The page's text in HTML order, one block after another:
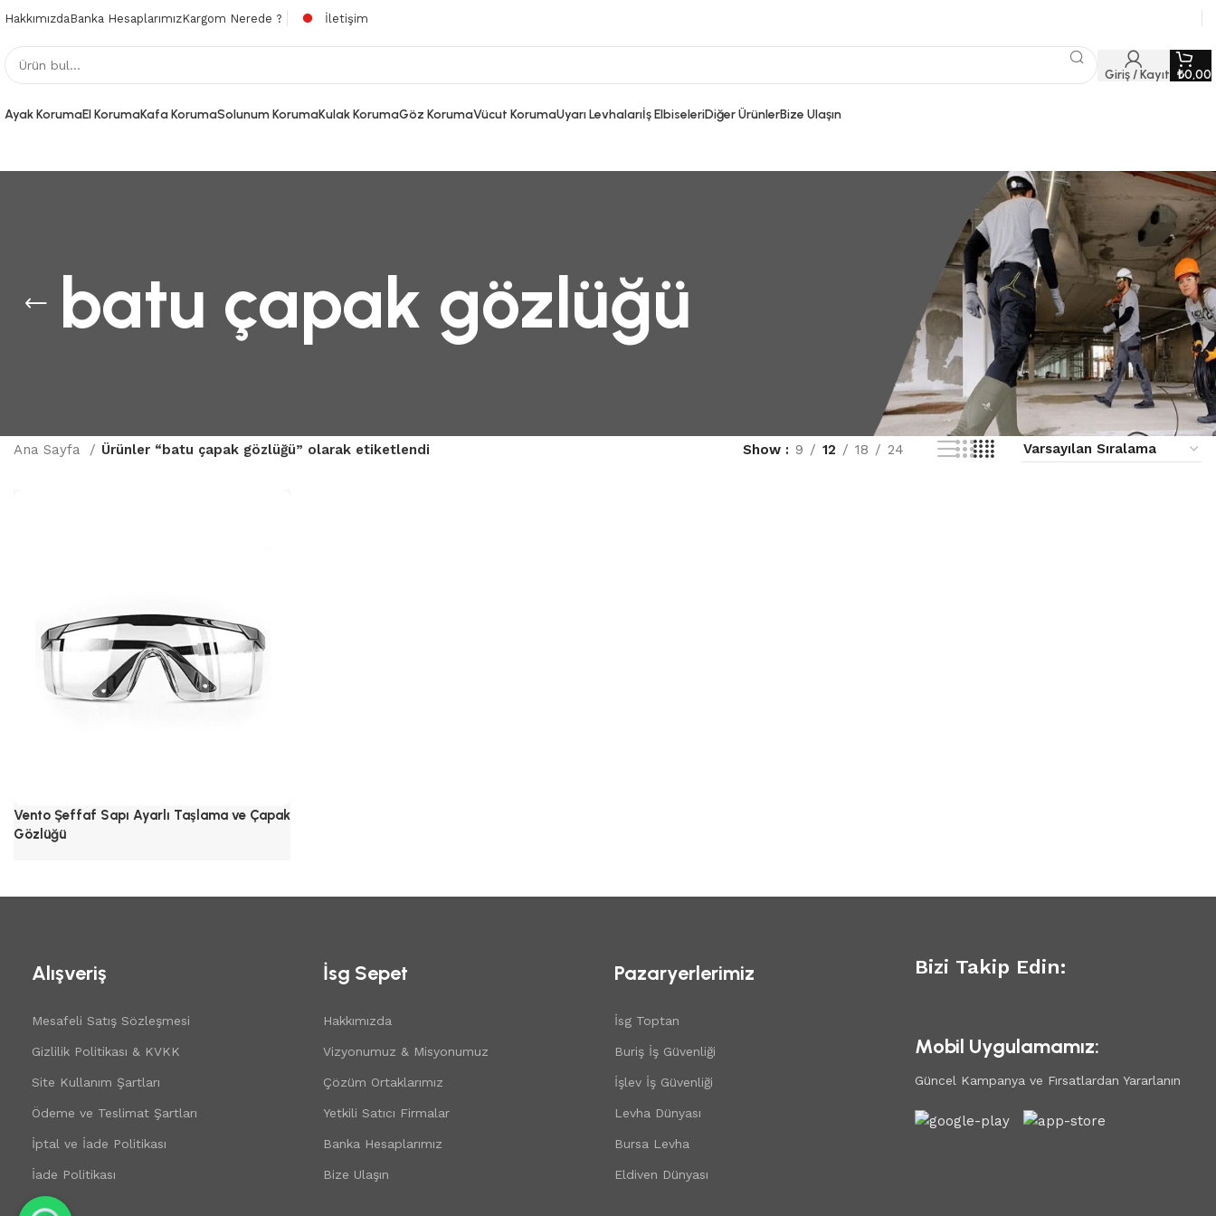
Hakkımızda Banka HesaplarımızKargom Nerede ? İletişim
Giriş / Kayıt ₺0,00
Ayak KorumaEl KorumaKafa KorumaSolunum KorumaKulak KorumaGöz KorumaVücut KorumaUyarı Levhalarıİş ElbiseleriDiğer ÜrünlerBize Ulaşın
batu çapak gözlüğü
Ana Sayfa Ürünler “batu çapak gözlüğü” olarak etiketlendi Show 9 12 18 24
Vento Şeffaf Sapı Ayarlı Taşlama ve Çapak
Gözlüğü
Alışveriş
Mesafeli Satış Sözleşmesi
Gizlilik Politikası & KVKK
Site Kullanım Şartları
Ödeme ve Teslimat Şartları
İptal ve İade Politikası
İade Politikası
İsg Sepet
Hakkımızda
Vizyonumuz & Misyonumuz
Çözüm Ortaklarımız
Yetkili Satıcı Firmalar
Banka Hesaplarımız
Bize Ulaşın
Pazaryerlerimiz
İsg Toptan
Buriş İş Güvenliği
İşlev İş Güvenliği
Levha Dünyası
Bursa Levha
Eldiven Dünyası
Bizi Takip Edin:
Mobil Uygulamamız:
Güncel Kampanya ve Fırsatlardan Yararlanın